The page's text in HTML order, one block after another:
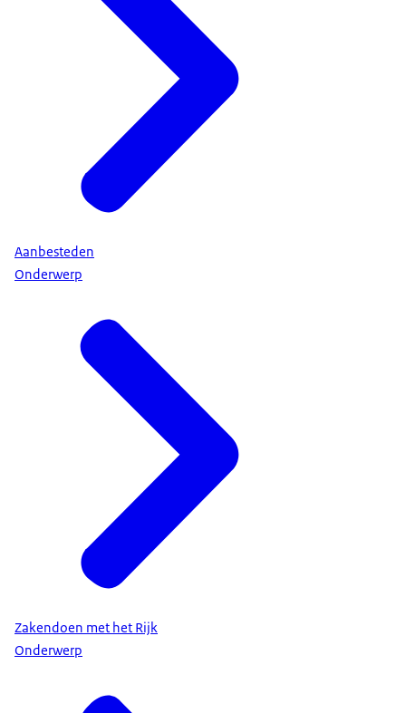
Aanbesteden
Onderwerp
Zakendoen met het Rijk
Onderwerp